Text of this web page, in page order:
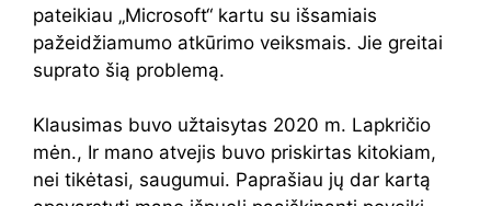
pateikiau „Microsoft“ kartu su išsamiais
pažeidžiamumo atkūrimo veiksmais. Jie greitai
suprato šią problemą.
Klausimas buvo užtaisytas 2020 m. Lapkričio
mėn., Ir mano atvejis buvo priskirtas kitokiam,
nei tikėtasi, saugumui. Paprašiau jų dar kartą